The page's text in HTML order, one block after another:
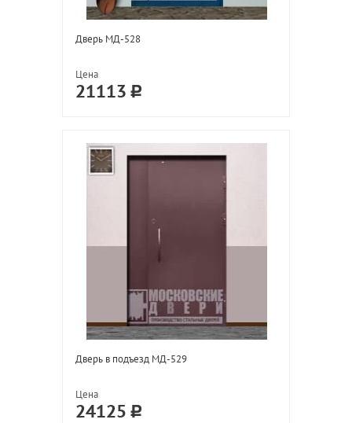
Дверь МД-528
Цена
21113
Дверь в подъезд МД-529
Цена
24125